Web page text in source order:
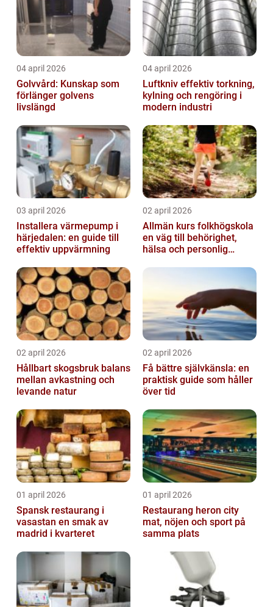
04 april 2026
Golvvård: Kunskap som
förlänger golvens
livslängd
04 april 2026
Luftkniv effektiv torkning,
kylning och rengöring i
modern industri
03 april 2026
Installera värmepump i
härjedalen: en guide till
effektiv uppvärmning
02 april 2026
Allmän kurs folkhögskola
en väg till behörighet,
hälsa och personlig
02 april 2026
Hållbart skogsbruk balans
mellan avkastning och
levande natur
02 april 2026
Få bättre självkänsla: en
praktisk guide som håller
över tid
01 april 2026
Spansk restaurang i
vasastan en smak av
madrid i kvarteret
01 april 2026
Restaurang heron city
mat, nöjen och sport på
samma plats